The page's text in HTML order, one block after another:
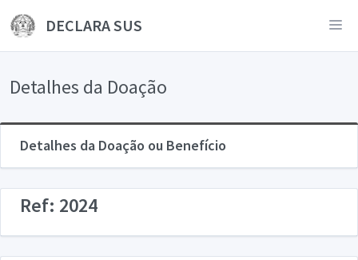
DECLARA SUS
Detalhes da Doação
Detalhes da Doação ou Benefício
Ref: 2024